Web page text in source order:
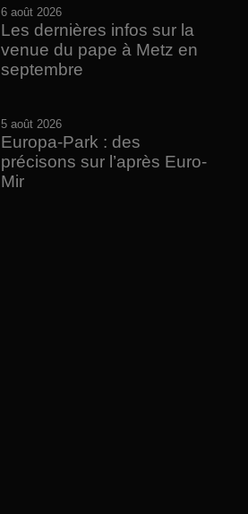
6 août 2026
Les dernières infos sur la
venue du pape à Metz en
septembre
5 août 2026
Europa-Park : des
précisons sur l’après Euro-
Mir